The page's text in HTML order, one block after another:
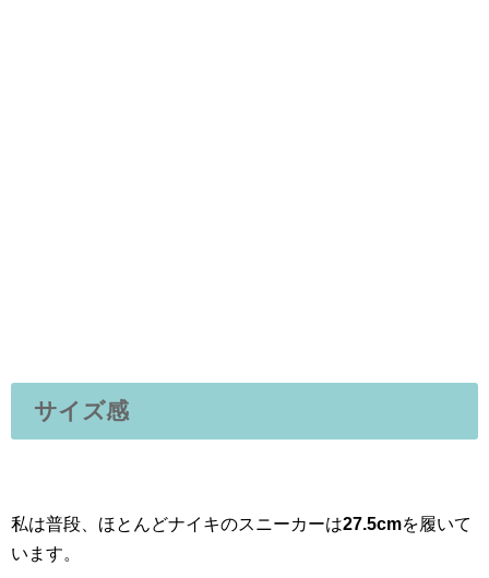
サイズ感
私は普段、ほとんどナイキのスニーカーは27.5cmを履いて
います。